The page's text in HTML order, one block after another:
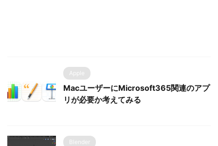
Apple
MacユーザーにMicrosoft365関連のアプ
リが必要か考えてみる
Blender